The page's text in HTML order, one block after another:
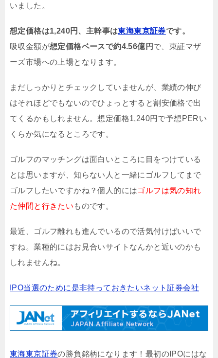
いました。
想定価格は1,240円、主幹事は東海東京証券です。
吸収金額が想定価格ベースで約4.56億円 で、東証マザ
ーズ市場への上場となります。
まだしっかりとチェックしていませんが、業績の伸び
はそれほどでもないのでひょっとすると割安価格で出
てくるかもしれません。想定価格1,240円で予想PERい
くらか気になるところです。
ゴルフのマッチングは面白いところに目をつけている
とは思いますが、知らない人と一緒にゴルフしてまで
ゴルフしたいですかね？個人的にはゴルフは気の知れ
た仲間と行きたい ものです。
最近、ゴルフ離れも進んでいるので活気付けばいいで
すね。業種的にはお見合いサイトなんかと近いのかも
しれませんね。
IPO当選のために是非持っておきたいネット証券会社
東海東京証券の勝負銘柄になります！最初のIPOにはな